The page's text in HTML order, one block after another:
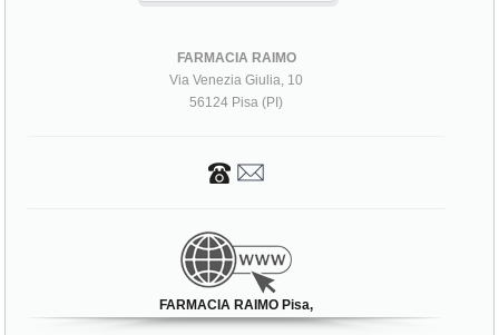
FARMACIA RAIMO
Via Venezia Giulia, 10
56124 Pisa (PI)
FARMACIA RAIMO Pisa,